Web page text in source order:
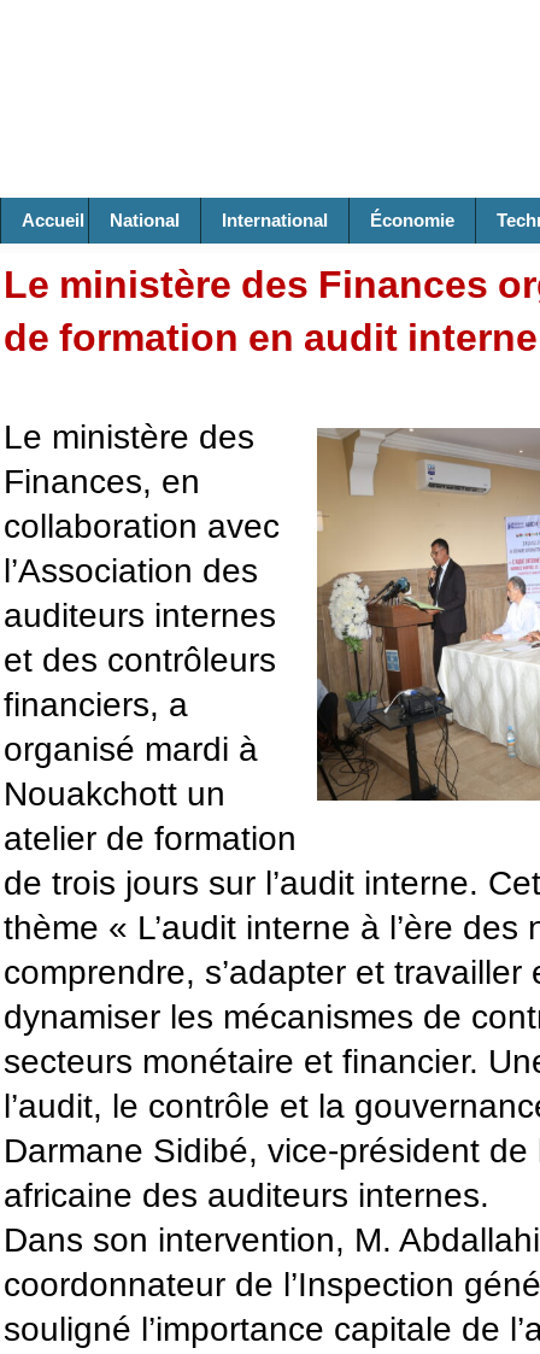
Accueil National International Économie
Le ministère des Finances
de formation en audit interne
Le ministère des
Finances, en
collaboration avec
l’Association des
auditeurs internes
et des contrôleurs
financiers, a
organisé mardi à
Nouakchott un
atelier de formation
de trois jours sur l’audit interne.
thème « L’audit interne à l’ère
comprendre, s’adapter et
dynamiser les mécanismes de
secteurs monétaire et financier.
l’audit, le contrôle et la
Darmane Sidibé, vice-président
africaine des auditeurs internes.
Dans son intervention, M.
coordonnateur de l’Inspection
souligné l’importance capitale de